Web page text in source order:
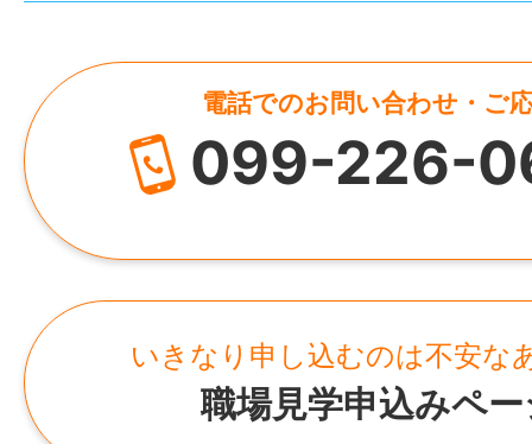
電話でのお問い合わせ・ご
099-226-
いきなり申し込むのは不安な
職場見学申込みペ